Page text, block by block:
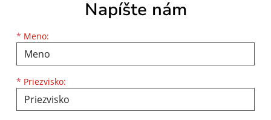
Napíšte nám
* Meno:
Meno
* Priezvisko:
Priezvisko
E-mailová adresa